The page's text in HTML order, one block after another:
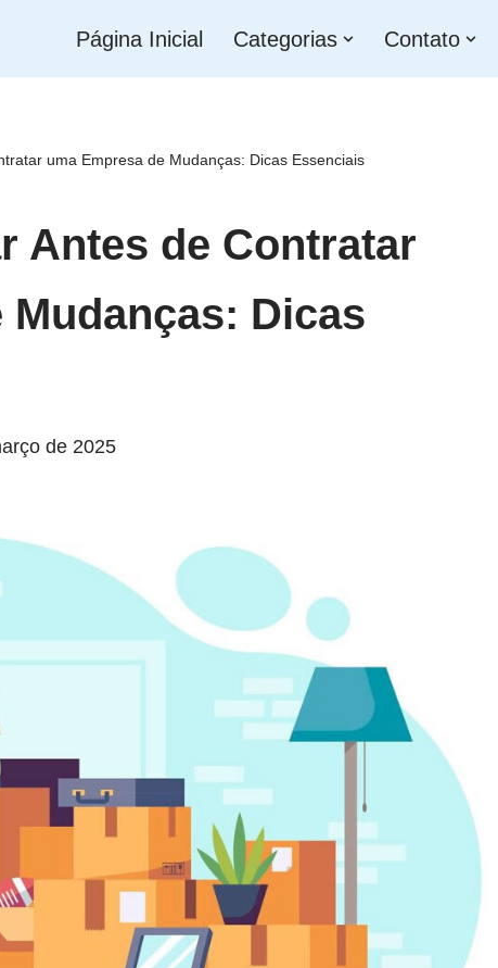
Página Inicial Categorias Contato
uma Empresa de Mudanças: Dicas Essenciais
Antes de Contratar
Dicas
de 2025